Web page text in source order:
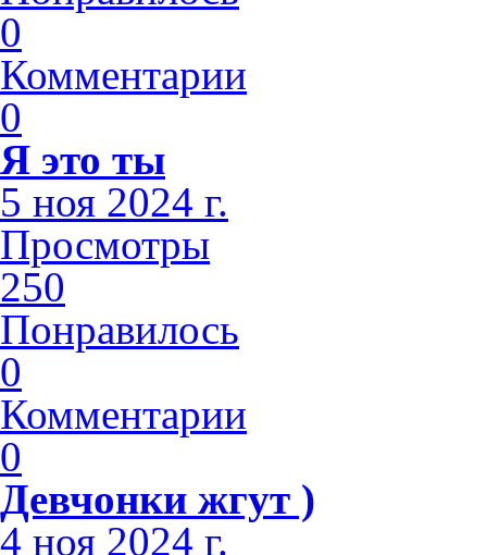
0
Комментарии
0
Я это ты
5 ноя 2024 г.
Просмотры
250
Понравилось
0
Комментарии
0
Девчонки жгут )
4 ноя 2024 г.